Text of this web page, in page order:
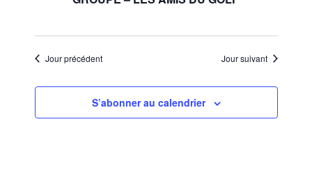
Jour précédent Jour suivant
S’abonner au calendrier